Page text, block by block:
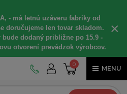
- má letnú uzáveru fabriky od
doručujeme len tovar skladom.
dodaný približne po 15.9 -
otvorení prevádzok výrobcov.
×
0
MENU